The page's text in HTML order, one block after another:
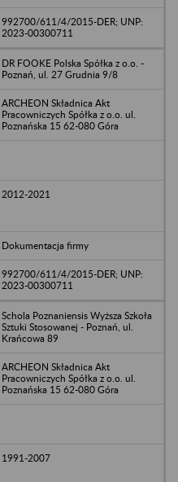
992700/611/4/2015-DER; UNP:
2023-00300711
DR FOOKE Polska Spółka z o.o. -
Poznań, ul. 27 Grudnia 9/8
ARCHEON Składnica Akt
Pracowniczych Spółka z o.o. ul.
Poznańska 15 62-080 Góra
2012-2021
Dokumentacja firmy
992700/611/4/2015-DER; UNP:
2023-00300711
Schola Poznaniensis Wyższa Szkoła
Sztuki Stosowanej - Poznań, ul.
Krańcowa 89
ARCHEON Składnica Akt
Pracowniczych Spółka z o.o. ul.
Poznańska 15 62-080 Góra
1991-2007